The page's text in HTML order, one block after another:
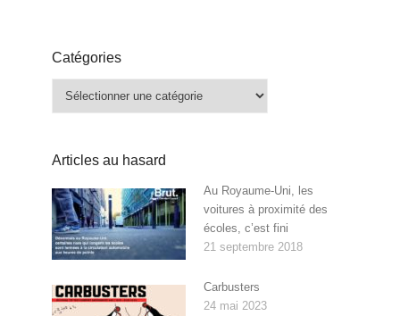
Catégories
Articles au hasard
Au Royaume-Uni, les
voitures à proximité des
écoles, c’est fini
21 septembre 2018
Carbusters
24 mai 2023